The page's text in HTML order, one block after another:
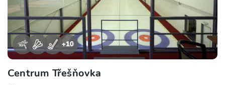
+10
Centrum Třešňovka